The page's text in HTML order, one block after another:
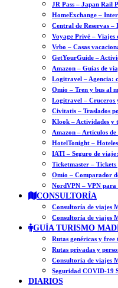
JR Pass – Japan Rail
HomeExchange –
Central de Reservas
Voyage Privé –
Vrbo – Casas
GetYourGuide –
Amazon – Guías de
Logitravel – Agencia:
Omio – Tren y bus al
Logitravel – Cruceros
Civitatis – Traslados
Klook – Actividades y
Amazon – Artículos de
HotelTonight –
IATI – Seguro de
Ticketmaster –
Omio – Comparador
NordVPN – VPN
CONSULTORÍA
Consultoría de viajes
Consultoría de viajes
GUÍA TURISMO
Rutas genéricas y free
Rutas privadas y
Consultoría de viajes
Seguridad COVID-19
DIARIOS